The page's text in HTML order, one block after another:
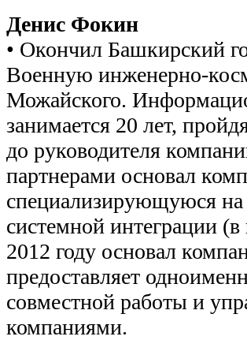
Денис Фокин
• Окончил Башкирский
Военную инженерно-
Можайского.
занимается 20 лет,
до руководителя
партнерами основал
специализирующуюся на
системной интеграции
2012 году основал
предоставляет
совместной работы и
компаниями.